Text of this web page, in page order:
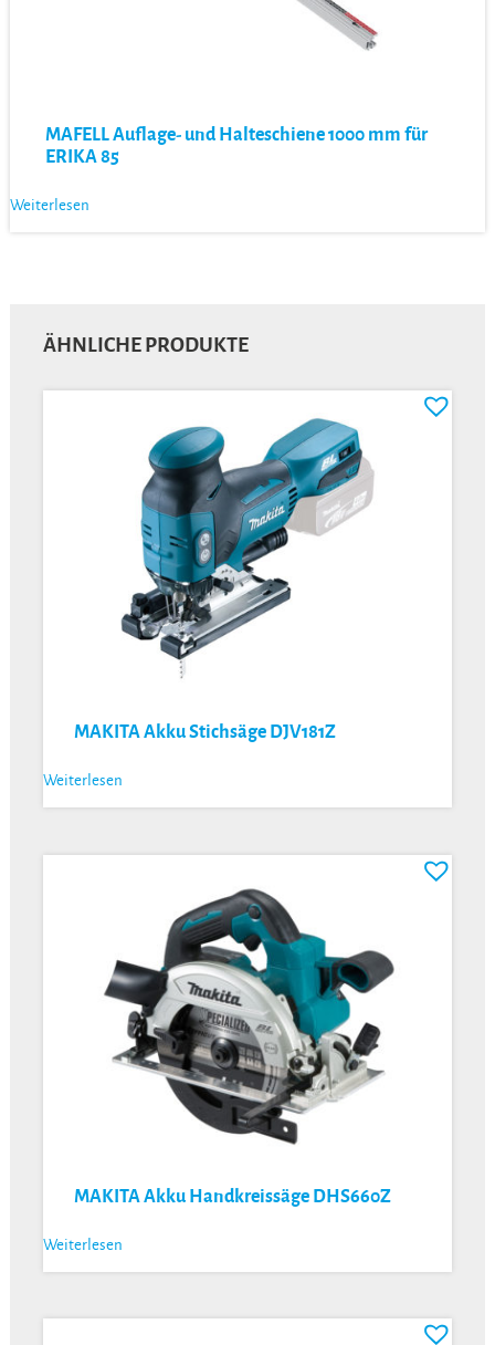
MAFELL Auflage- und Halteschiene 1000 mm für
ERIKA 85
Weiterlesen
ÄHNLICHE PRODUKTE
MAKITA Akku Stichsäge DJV181Z
Weiterlesen
MAKITA Akku Handkreissäge DHS660Z
Weiterlesen